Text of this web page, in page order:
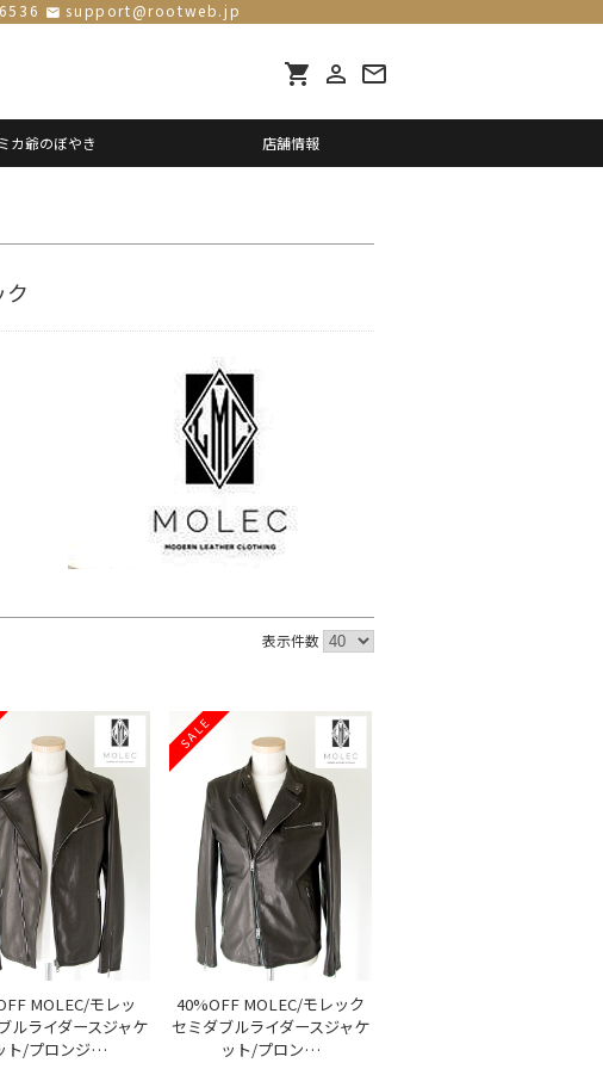
email support@rootweb.jp
shopping_cart person_outline mail_outline
ミカ爺のぼやき 店舗情報
表示件数
MOLEC/モレッ
ライダースジャケ
ト/プロンジ…
SALE
40%OFF MOLEC/モレック
セミダブルライダースジャケ
ット/プロン…